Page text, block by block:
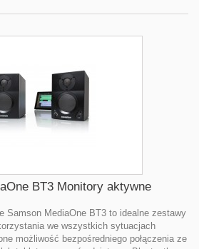
BT3 Monitory aktywne
Samson MediaOne BT3 to idealne zestawy
we wszystkich sytuacjach
możliwość bezpośredniego połączenia ze